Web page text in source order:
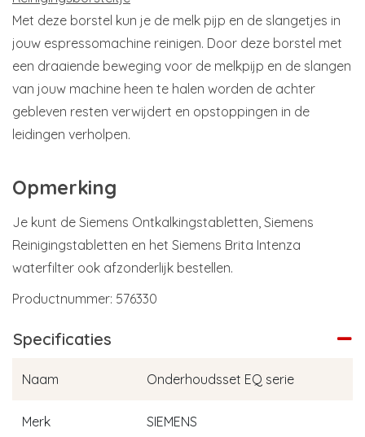
Met deze borstel kun je de melk pijp en de slangetjes in
jouw espressomachine reinigen. Door deze borstel met
een draaiende beweging voor de melkpijp en de slangen
van jouw machine heen te halen worden de achter
gebleven resten verwijdert en opstoppingen in de
leidingen verholpen.
Opmerking
Je kunt de Siemens Ontkalkingstabletten, Siemens
Reinigingstabletten en het Siemens Brita Intenza
waterfilter ook afzonderlijk bestellen.
Productnummer: 576330
Specificaties
Naam Onderhoudsset EQ serie
Merk SIEMENS